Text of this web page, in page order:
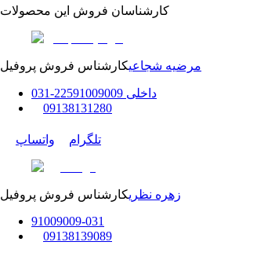
کارشناسان فروش این محصولات
مرضیه شجاعیکارشناس فروش پروفیل
داخلی 22591009009
-
031
09138131280
تلگرام واتساپ
زهره نظریکارشناس فروش پروفیل
91009009-031
09138139089